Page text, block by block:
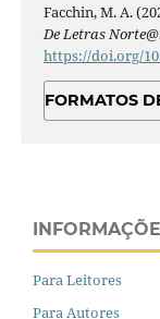
Facchin, M. A.
De Letras
https://doi.org/
FORMATOS
Para Leitores
Para Autores